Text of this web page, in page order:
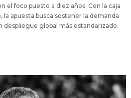
el foco puesto a diez años. Con la caja
la apuesta busca sostener la demanda
despliegue global más estandarizado.